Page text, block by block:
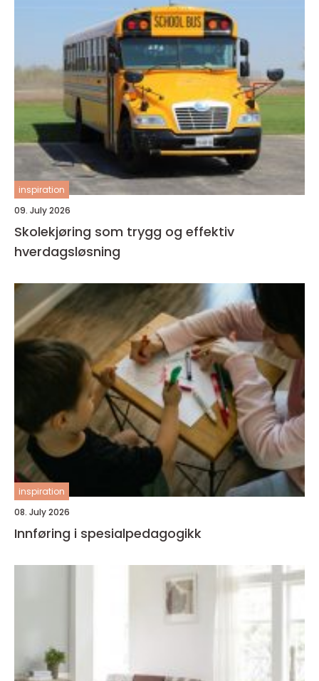
inspiration
09. July 2026
Skolekjøring som trygg og effektiv
hverdagsløsning
inspiration
08. July 2026
Innføring i spesialpedagogikk